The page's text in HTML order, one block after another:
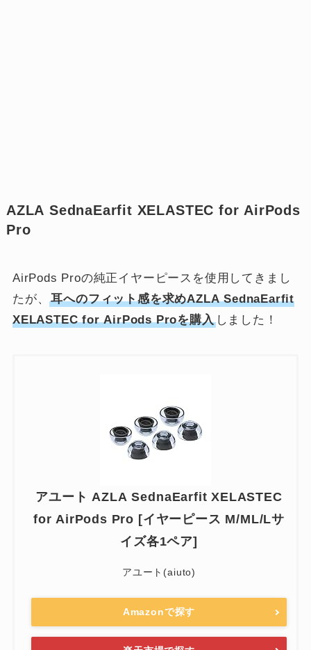
AZLA SednaEarfit XELASTEC for AirPods
Pro
AirPods Proの純正イヤーピースを使用してきまし
たが、耳へのフィット感を求めAZLA SednaEarfit
XELASTEC for AirPods Proを購入しました！
アユート AZLA SednaEarfit XELASTEC
for AirPods Pro [イヤーピース M/ML/Lサ
イズ各1ペア]
アユート(aiuto)
Amazonで探す